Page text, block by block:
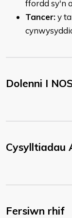
ffordd sy'n
Tancer:y
Dolenni I
Cysylltiadau
Fersiwn rhif